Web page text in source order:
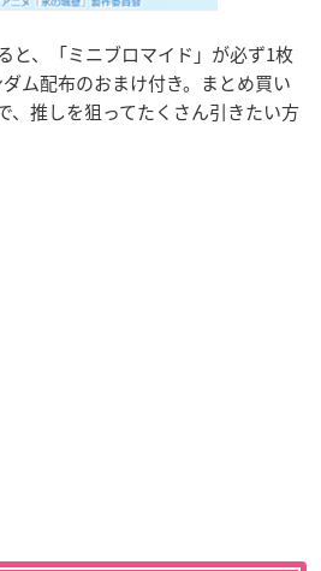
と、「ミニブロマイド」が必ず1枚
ム配布のおまけ付き。まとめ買い
、推しを狙ってたくさん引きたい方